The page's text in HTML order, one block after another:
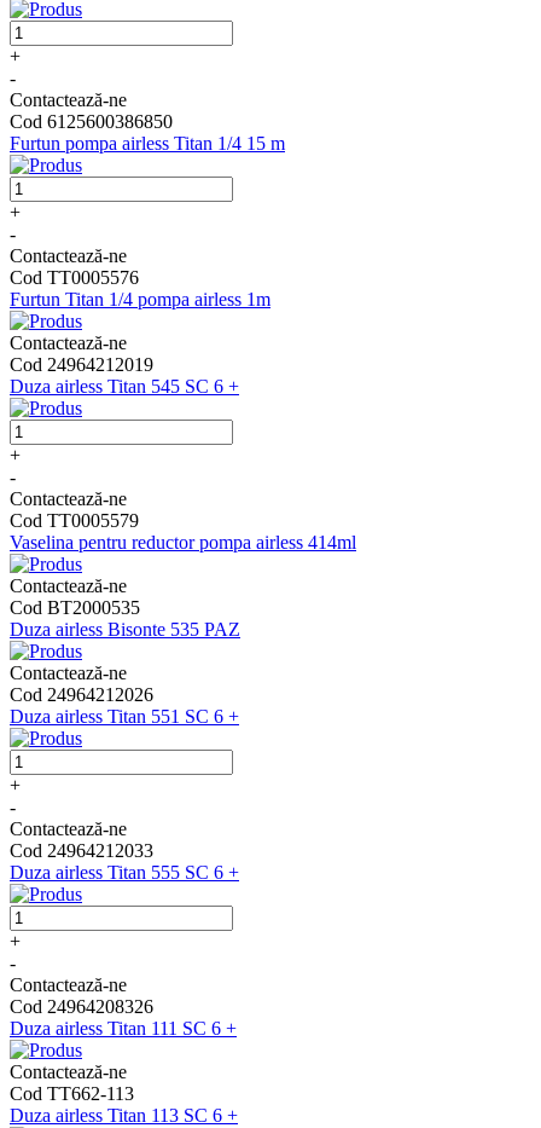
+
-
Contactează-ne
Cod 6125600386850
Furtun pompa airless Titan 1/4 15 m
+
-
Contactează-ne
Cod TT0005576
Furtun Titan 1/4 pompa airless 1m
Contactează-ne
Cod 24964212019
Duza airless Titan 545 SC 6 +
+
-
Contactează-ne
Cod TT0005579
Vaselina pentru reductor pompa airless 414ml
Contactează-ne
Cod BT2000535
Duza airless Bisonte 535 PAZ
Contactează-ne
Cod 24964212026
Duza airless Titan 551 SC 6 +
+
-
Contactează-ne
Cod 24964212033
Duza airless Titan 555 SC 6 +
+
-
Contactează-ne
Cod 24964208326
Duza airless Titan 111 SC 6 +
Contactează-ne
Cod TT662-113
Duza airless Titan 113 SC 6 +